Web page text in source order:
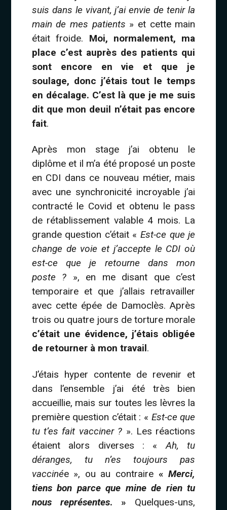
suis dans le vivant, j’ai envie de tenir la
main de mes patients » et cette main
était froide. Moi, normalement, ma
place c’est auprès des patients qui
sont encore en vie et que je
soulage, donc j’étais tout le temps
en décalage. C’est là que je me suis
dit que mon deuil n’était pas encore
fait.
Après mon stage j’ai obtenu le
diplôme et il m’a été proposé un poste
en CDI dans ce nouveau métier, mais
avec une synchronicité incroyable j’ai
contracté le Covid et obtenu le pass
de rétablissement valable 4 mois. La
grande question c’était «Est-ce que je
change de voie et j’accepte le CDI où
est-ce que je retourne dans mon
poste ? », en me disant que c’est
temporaire et que j’allais retravailler
avec cette épée de Damoclès. Après
trois ou quatre jours de torture morale
c’était une évidence, j’étais obligée
de retourner à mon travail.
J’étais hyper contente de revenir et
dans l’ensemble j’ai été très bien
accueillie, mais sur toutes les lèvres la
première question c’était : « Est-ce que
tu t’es fait vacciner ? ». Les réactions
étaient alors diverses : «Ah, tu
déranges, tu n’es toujours pas
vaccinée », ou au contraire «Merci,
tiens bon parce que mine de rien tu
nous représentes. » Quelques-uns,